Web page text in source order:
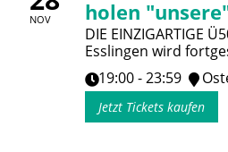
NOV
holen
DIE EINZIGARTIGE
Esslingen wird
19:00 - 23:59
Jetzt Tickets kaufen